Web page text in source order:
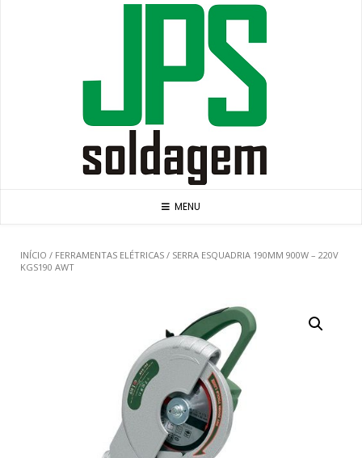
MENU
INÍCIO / FERRAMENTAS ELÉTRICAS / SERRA ESQUADRIA 190MM 900W – 220V
KGS190 AWT